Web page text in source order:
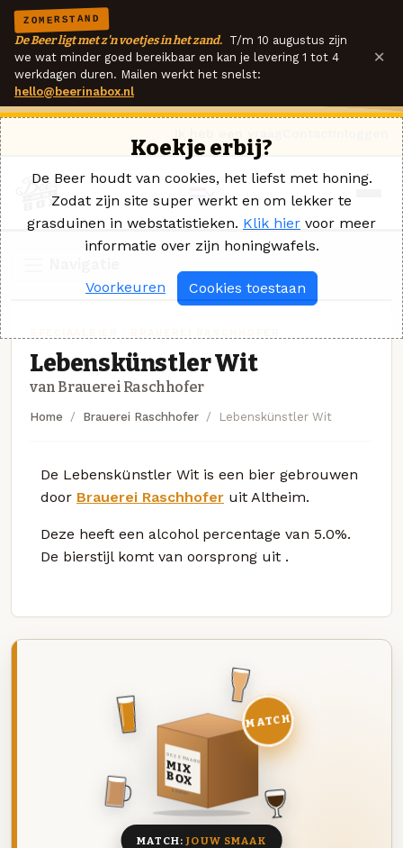
ZOMERSTAND
De Beer ligt met z'n voetjes in het zand. T/m 10 augustus zijn
we wat minder goed bereikbaar en kan je levering 1 tot 4
werkdagen duren. Mailen werkt het snelst:
hello@beerinabox.nl
×
Lebenskünstler Wit
van Brauerei Raschhofer
Home Brauerei Raschhofer Lebenskünstler Wit
De Lebenskünstler Wit is een bier gebrouwen
door Brauerei Raschhofer uit Altheim.
Deze heeft een alcohol percentage van 5.0%.
De bierstijl komt van oorsprong uit .
DEZE MAAND
MIX
BOX
8 BIEREN
MATCH
MATCH:JOUW SMAAK
Koekje erbij?
De Beer houdt van cookies, het liefst met honing.
Zodat zijn site super werkt en om lekker te
grasduinen in webstatistieken. Klik hier voor meer
informatie over zijn honingwafels.
Voorkeuren Cookies toestaan